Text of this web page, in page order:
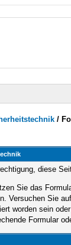
/
diese
Sie das
Versuchen Sie
worden sein
Formular